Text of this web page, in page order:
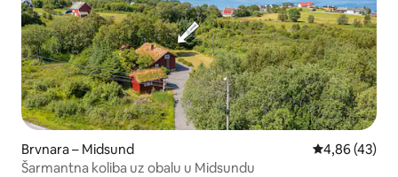
Brvnara – Midsund Prosječna
4,86 (43)
Šarmantna koliba uz obalu u Midsundu